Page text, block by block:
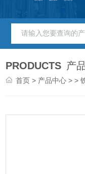
PRODUCTS 产
首页 > 产品中心 > >